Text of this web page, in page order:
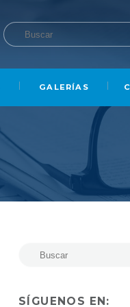
GALERÍAS
SÍGUENOS EN: